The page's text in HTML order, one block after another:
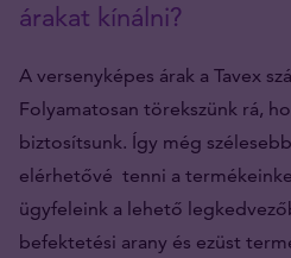
árakat kínálni?
A versenyképes árak a Tavex
Folyamatosan törekszünk rá,
biztosítsunk. Így még
elérhetővé tenni a
ügyfeleink a lehető
befektetési arany és ezüst